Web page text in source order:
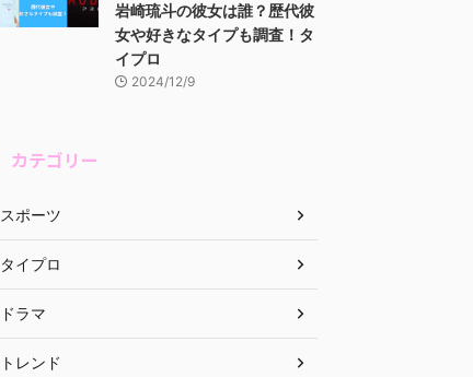
岩崎琉斗の彼女は誰？歴代彼
女や好きなタイプも調査！タ
イプロ
2024/12/9
カテゴリー
スポーツ
タイプロ
ドラマ
トレンド